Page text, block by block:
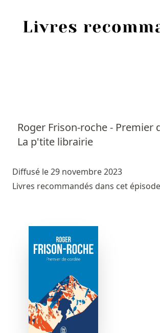
Roger Frison-roche - Premier
La p'tite librairie
Diffusé le 29 novembre 2023
Livres recommandés dans cet
Personnes
Livres
Prix littéraires